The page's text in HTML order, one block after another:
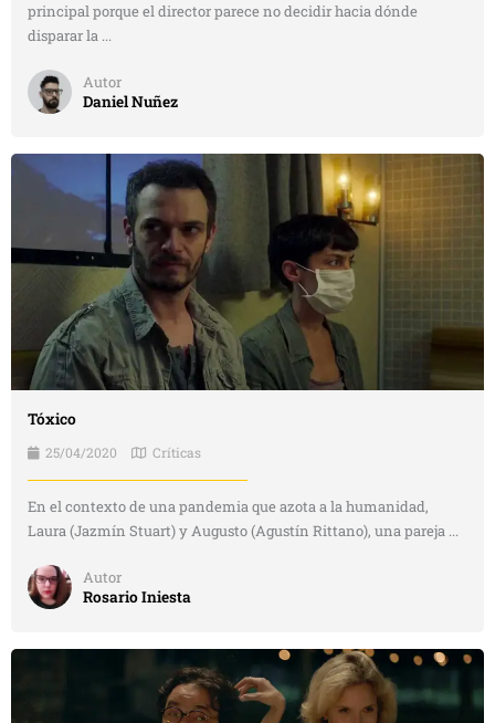
principal porque el director parece no decidir hacia dónde
disparar la ...
Autor
Daniel Nuñez
Tóxico
25/04/2020 Críticas
En el contexto de una pandemia que azota a la humanidad,
Laura (Jazmín Stuart) y Augusto (Agustín Rittano), una pareja ...
Autor
Rosario Iniesta